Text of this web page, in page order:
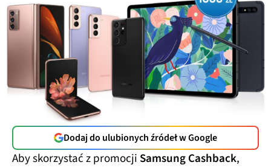
Dodaj do ulubionych źródeł w Google
Aby skorzystać z promocji Samsung Cashback,